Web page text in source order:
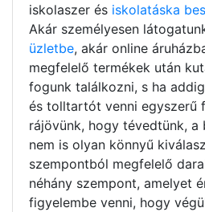
iskolaszer és iskolatáska
Akár személyesen
üzletbe, akár online
megfelelő termékek után
fogunk találkozni, s ha
és tolltartót venni egyszerű
rájövünk, hogy tévedtünk, a
nem is olyan könnyű
szempontból megfelelő
néhány szempont, amelyet
figyelembe venni, hogy